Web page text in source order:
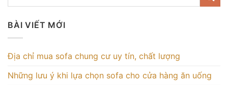
BÀI VIẾT MỚI
Địa chỉ mua sofa chung cư uy tín, chất lượng
Những lưu ý khi lựa chọn sofa cho cửa hàng ăn uống